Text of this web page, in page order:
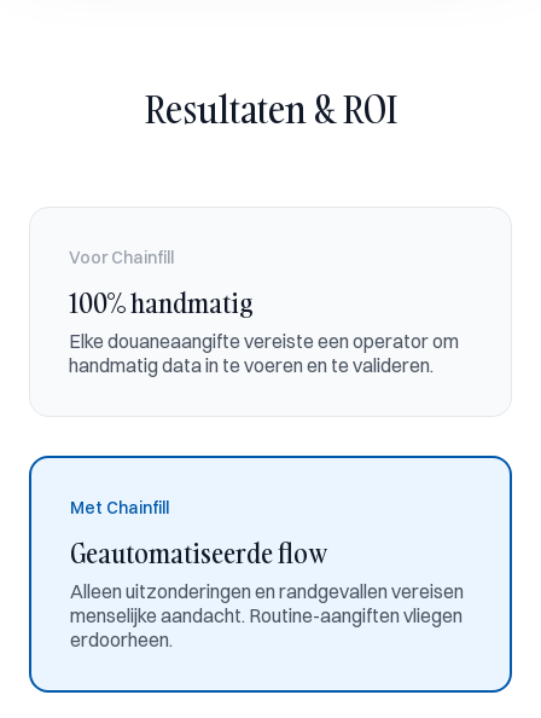
Resultaten & ROI
Voor Chainfill
100% handmatig
Elke douaneaangifte vereiste een operator om
handmatig data in te voeren en te valideren.
Met Chainfill
Geautomatiseerde flow
Alleen uitzonderingen en randgevallen vereisen
menselijke aandacht. Routine-aangiften vliegen
erdoorheen.